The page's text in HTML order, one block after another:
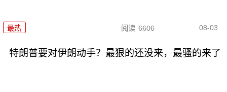
最热 阅读 6606 08-03
特朗普要对伊朗动手？最狠的还没来，最骚的来了